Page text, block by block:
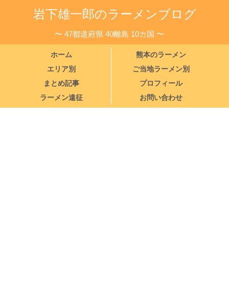
岩下雄一郎のラーメンブログ
〜 47都道府県 40離島 10カ国 〜
ホーム
熊本のラーメン
エリア別
ご当地ラーメン別
まとめ記事
プロフィール
ラーメン遠征
お問い合わせ